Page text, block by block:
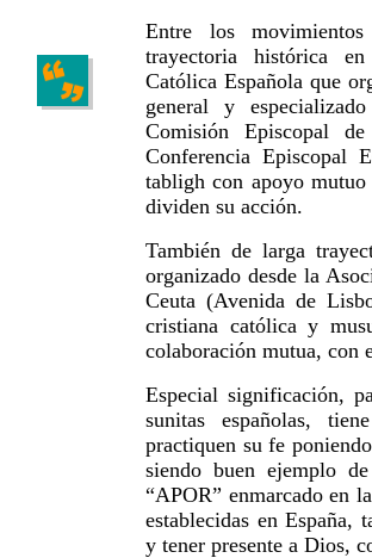
Entre los
trayectoria histórica
Católica Española que
general y
Comisión Episcopal
Conferencia Episcopal
tabligh con apoyo
dividen su acción.
También de larga
organizado desde la
Ceuta (Avenida de
cristiana católica y
colaboración mutua, con
Especial significación,
sunitas españolas,
practiquen su fe
siendo buen ejemplo
“APOR” enmarcado en
establecidas en España,
y tener presente a Dios,